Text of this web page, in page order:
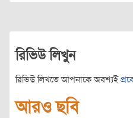
রিভিউ লিখুন
রিভিউ লিখতে আপনাকে অবশ্যই
আরও ছবি